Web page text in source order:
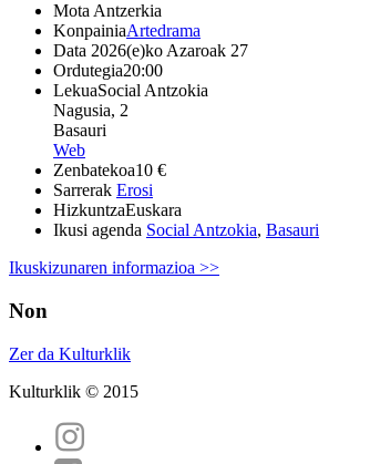
Mota Antzerkia
KonpainiaArtedrama
Data 2026(e)ko Azaroak 27
Ordutegia20:00
LekuaSocial Antzokia
Nagusia, 2
Basauri
Web
Zenbatekoa10 €
Sarrerak Erosi
HizkuntzaEuskara
Ikusi agenda Social Antzokia, Basauri
Ikuskizunaren informazioa >>
Non
Zer da Kulturklik
Kulturklik © 2015